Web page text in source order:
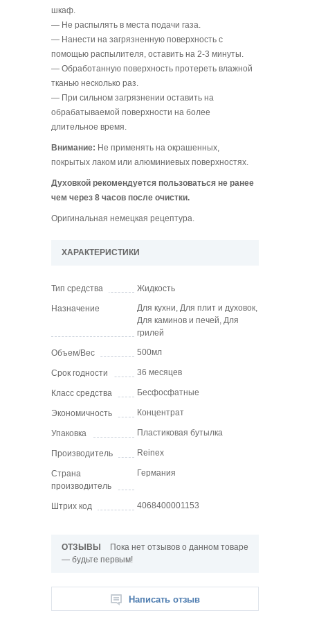
шкаф.
― Не распылять в места подачи газа.
― Нанести на загрязненную поверхность с
помощью распылителя, оставить на 2-3 минуты.
― Обработанную поверхность протереть влажной
тканью несколько раз.
― При сильном загрязнении оставить на
обрабатываемой поверхности на более
длительное время.
Внимание: Не применять на окрашенных,
покрытых лаком или алюминиевых поверхностях.
Духовкой рекомендуется пользоваться не ранее
чем через 8 часов после очистки.
Оригинальная немецкая рецептура.
ХАРАКТЕРИСТИКИ
Тип средства Жидкость
Назначение
Для кухни, Для плит и духовок,
Для каминов и печей, Для
грилей
Объем/Вес 500мл
Срок годности 36 месяцев
Класс средства Бесфосфатные
Экономичность Концентрат
Упаковка Пластиковая бутылка
Производитель Reinex
Страна
производитель
Германия
Штрих код 4068400001153
ОТЗЫВЫ
Пока нет отзывов о данном товаре
— будьте первым!
Написать отзыв